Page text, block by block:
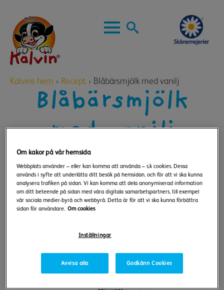
main
content
Kalvins hem › Recept › Blåbärsmjölk med vanilj
Blåbärsmjölk
med vanilj
Under 15 minuter
Om kakor på vår hemsida
Webbplats använder – eller kan komma att använda – s.k cookies. Dessa
används i syfte att underlätta ditt besök på hemsidan, och för att vi ska kunna
analysera trafiken på sidan. Vi kan komma att dela anonymiserad information
om ditt beteende på sidan med våra digitala samarbetspartners, till exempel
vår sociala medier-byrå och webbyrå. Detta är för att vi ska kunna förbättra
sidan för användare. Om cookies
Inställningar
Avvisa alla Godkänn Cookies